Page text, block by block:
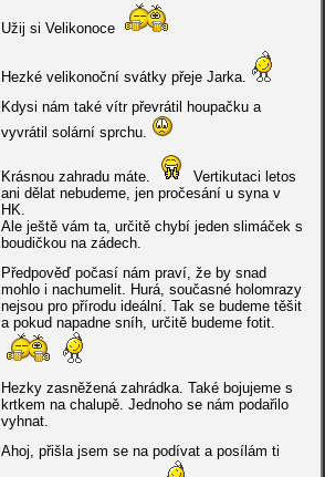
Užij si Velikonoce
Hezké velikonoční svátky přeje Jarka.
Kdysi nám také vítr převrátil houpačku a
vyvrátil solární sprchu.
Krásnou zahradu máte.
Vertikutaci letos
ani dělat nebudeme, jen pročesání u syna v
HK.
Ale ještě vám ta, určitě chybí jeden slimáček s
boudičkou na zádech.
Předpověď počasí nám praví, že by snad
mohlo i nachumelit. Hurá, současné holomrazy
nejsou pro přírodu ideální. Tak se budeme těšit
a pokud napadne sníh, určitě budeme fotit.
Hezky zasněžená zahrádka. Také bojujeme s
krtkem na chalupě. Jednoho se nám podařilo
vyhnat.
Ahoj, přišla jsem se na podívat a posílám ti